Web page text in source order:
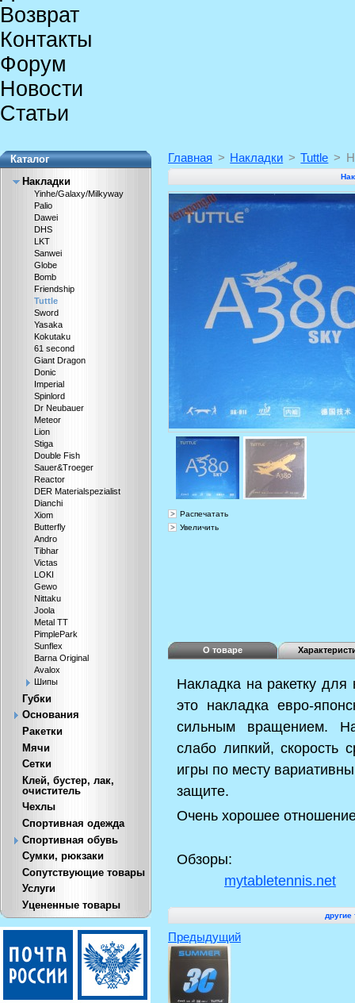
Возврат
Контакты
Форум
Новости
Статьи
Каталог
Накладки
Yinhe/Galaxy/Milkyway
Palio
Dawei
DHS
LKT
Sanwei
Globe
Bomb
Friendship
Tuttle
Sword
Yasaka
Kokutaku
61 second
Giant Dragon
Donic
Imperial
Spinlord
Dr Neubauer
Meteor
Lion
Stiga
Double Fish
Sauer&Troeger
Reactor
DER Materialspezialist
Dianchi
Xiom
Butterfly
Andro
Tibhar
Victas
LOKI
Gewo
Nittaku
Joola
Metal TT
PimplePark
Sunflex
Barna Original
Avalox
Шипы
Губки
Основания
Ракетки
Мячи
Сетки
Клей, бустер, лак,
очиститель
Чехлы
Спортивная одежда
Спортивная обувь
Сумки, рюкзаки
Сопутствующие товары
Услуги
Уцененные товары
Главная > Накладки > Tuttle >
Распечатать
Увеличить
О товаре
Накладка на ракетку для
это накладка евро-
сильным вращением.
слабо липкий, скорость
игры по месту
защите.
Очень хорошее
Обзоры:
mytabletennis.net
другие
Предыдущий